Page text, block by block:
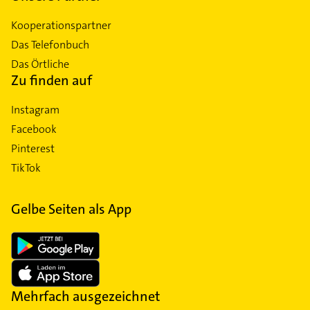
Kooperationspartner
Das Telefonbuch
Das Örtliche
Zu finden auf
Instagram
Facebook
Pinterest
TikTok
Gelbe Seiten als App
Mehrfach ausgezeichnet